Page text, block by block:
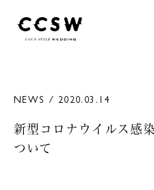
NEWS / 2020.03.14
新型コロナウイルス感
ついて